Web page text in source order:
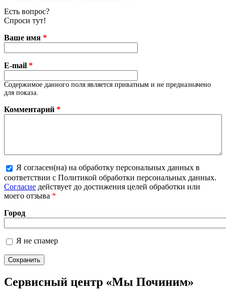
Есть вопрос?
Спроси тут!
Ваше имя *
E-mail *
Содержимое данного поля является приватным и не предназначено
для показа.
Комментарий *
Более подробная информация о текстовых
форматах
Я согласен(на) на обработку персональных данных в
соответствии с Политикой обработки персональных данных.
Согласие действует до достижения целей обработки или
моего отзыва *
Город
Я не спамер
Я спамер
Сервисный центр «Мы Починим»